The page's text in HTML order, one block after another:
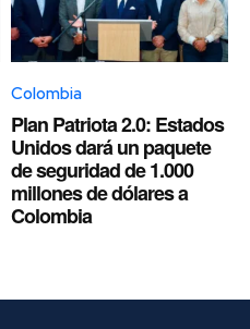
Colombia
Plan Patriota 2.0: Estados
Unidos dará un paquete
de seguridad de 1.000
millones de dólares a
Colombia